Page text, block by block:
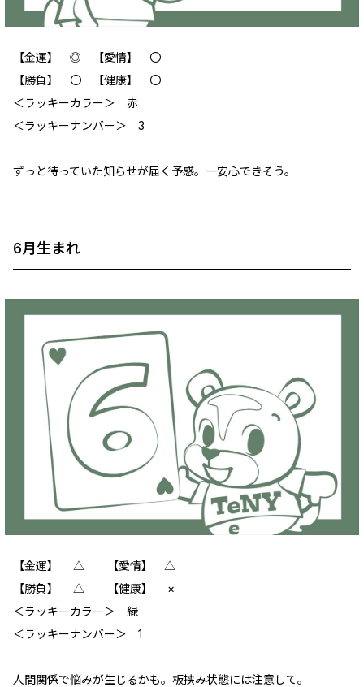
【金運】 ‪‪◎ 【愛情】 〇
【勝負】 〇 【健康】 〇
＜ラッキーカラー＞ 赤
＜ラッキーナンバー＞ 3
ずっと待っていた知らせが届く予感。一安心できそう。
6月生まれ
【金運】 △ 【愛情】 △
【勝負】 △ 【健康】 ×
＜ラッキーカラー＞ 緑
＜ラッキーナンバー＞ 1
人間関係で悩みが生じるかも。板挟み状態には注意して。